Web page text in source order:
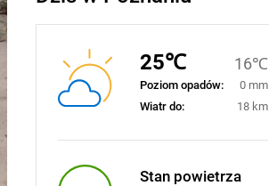
25℃ 16℃
Poziom opadów:
0 mm
Wiatr do:
18 km
Stan powietrza